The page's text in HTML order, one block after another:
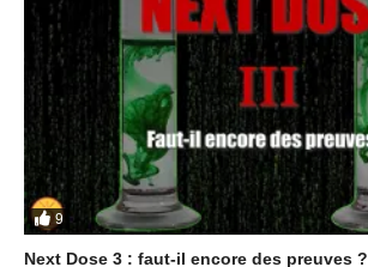
J’aime ça :
Articles similaires
9
Next Dose 3 : faut-il encore des preuves ?